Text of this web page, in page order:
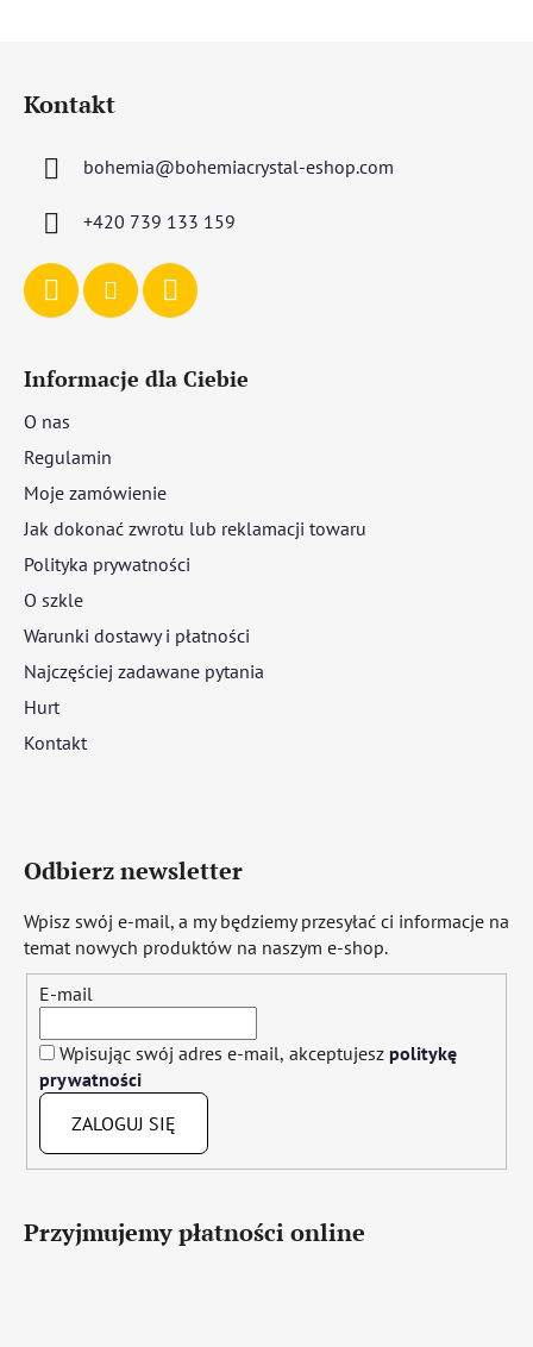
Kontakt
bohemia@bohemiacrystal-eshop.com
+420 739 133 159
Informacje dla Ciebie
O nas
Regulamin
Moje zamówienie
Jak dokonać zwrotu lub reklamacji towaru
Polityka prywatności
O szkle
Warunki dostawy i płatności
Najczęściej zadawane pytania
Hurt
Kontakt
Odbierz newsletter
Wpisz swój e-mail, a my będziemy przesyłać ci informacje na
temat nowych produktów na naszym e-shop.
E-mail
Wpisując swój adres e-mail, akceptujesz politykę
prywatności
ZALOGUJ SIĘ
Przyjmujemy płatności online